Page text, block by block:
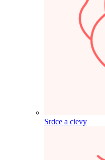
Srdce a cievy